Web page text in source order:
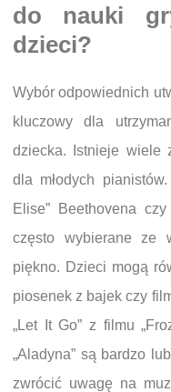
do nauki
dzieci?
Wybór odpowiednich
kluczowy dla
dziecka. Istnieje wiele
dla młodych
Elise” Beethovena
często wybierane ze
piękno. Dzieci mogą
piosenek z bajek czy
„Let It Go” z filmu
„Aladyna” są bardzo
zwrócić uwagę na